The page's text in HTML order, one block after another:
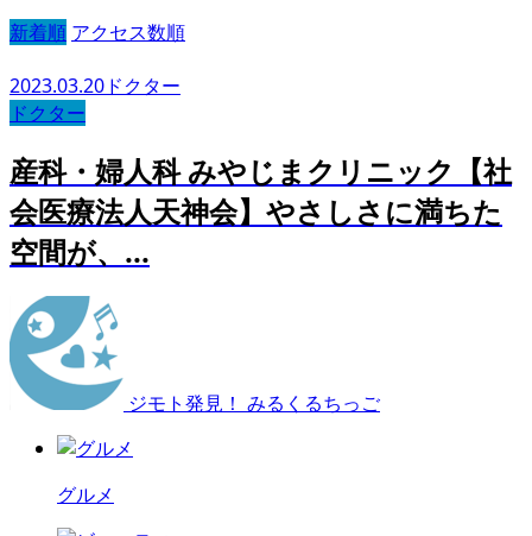
新着順 アクセス数順
2023.03.20 ドクター
ドクター
産科・婦人科 みやじまクリニック【社
会医療法人天神会】やさしさに満ちた
空間が、...
ジモト発見！ みるくるちっご
グルメ